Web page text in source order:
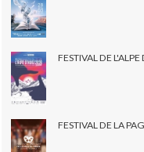
FESTIVAL DE
FESTIVAL DE LA